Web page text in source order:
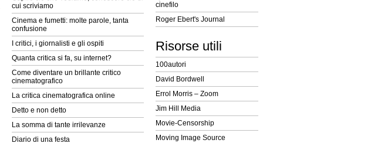
cui scriviamo
Cinema e fumetti: molte parole, tanta
confusione
I critici, i giornalisti e gli ospiti
Quanta critica si fa, su internet?
Come diventare un brillante critico
cinematografico
La critica cinematografica online
Detto e non detto
La somma di tante irrilevanze
Diario di una festa
cinefilo
Roger Ebert's Journal
Risorse utili
100autori
David Bordwell
Errol Morris – Zoom
Jim Hill Media
Movie-Censorship
Moving Image Source